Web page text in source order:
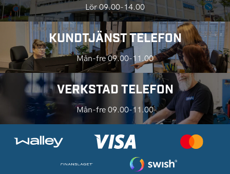
Lör 09.00-14.00
KUNDTJÄNST TELEFON
Mån-fre 09.00-11.00
VERKSTAD TELEFON
Mån-fre 09.00-11.00